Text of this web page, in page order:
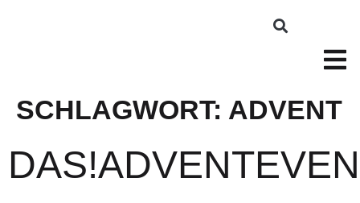
SCHLAGWORT: ADVENT